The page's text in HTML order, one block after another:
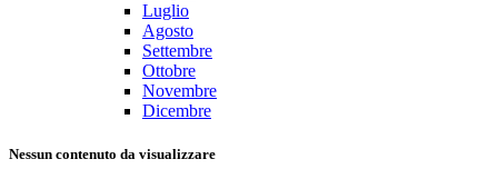
Luglio
Agosto
Settembre
Ottobre
Novembre
Dicembre
Nessun contenuto da visualizzare